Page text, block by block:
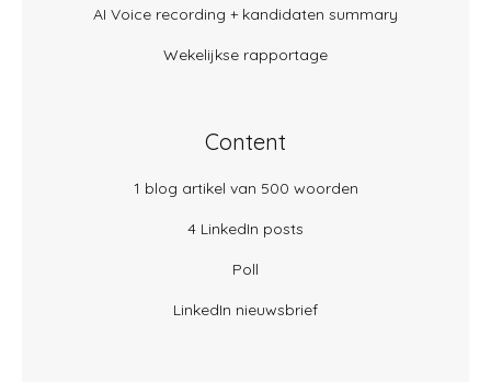
AI Voice recording + kandidaten summary
Wekelijkse rapportage
Content
1 blog artikel van 500 woorden
4 LinkedIn posts
Poll
LinkedIn nieuwsbrief